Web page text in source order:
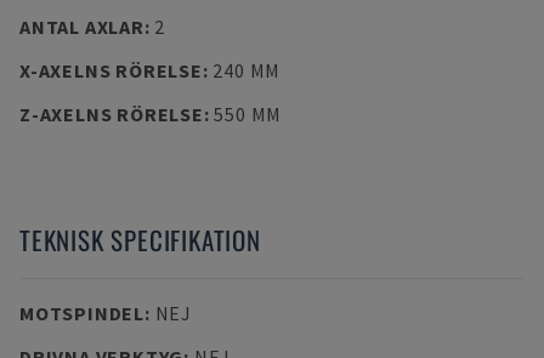
ANTAL AXLAR: 2
X-AXELNS RÖRELSE: 240 MM
Z-AXELNS RÖRELSE:550 MM
TEKNISK SPECIFIKATION
MOTSPINDEL: NEJ